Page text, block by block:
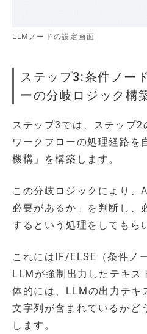
LLMノードの設定画面
ステップ3:条件ノー
ーの分岐ロジック構
ステップ3では、ステップ2
ワークフローの処理経路を
機構」を構築します。
この分岐ロジックにより、
必要があるか」を判断し、
するという処理をしてもら
これにはIF/ELSE（条件ノ
LLMが強制出力したテキス
体的には、LLMの出力テキ
文字列が含まれているかど
します。